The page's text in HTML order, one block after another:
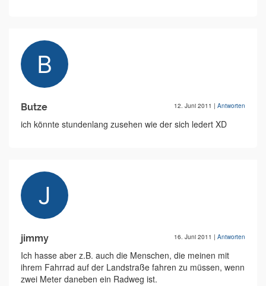
Butze 12. Juni 2011 | Antworten
ich könnte stundenlang zusehen wie der sich ledert XD
jimmy 16. Juni 2011 | Antworten
Ich hasse aber z.B. auch die Menschen, die meinen mit
ihrem Fahrrad auf der Landstraße fahren zu müssen, wenn
zwei Meter daneben ein Radweg ist.